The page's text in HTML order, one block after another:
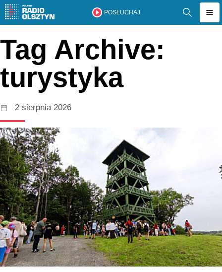
POSŁUCHAJ
Tag Archive:
turystyka
2 sierpnia 2026